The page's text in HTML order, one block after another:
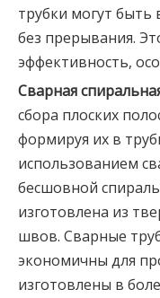
трубки могут быть
без прерывания.
эффективность,
Сварная
сбора плоских
формируя их в
использованием
бесшовной
изготовлена ​​из
швов. Сварные
экономичны для
изготовлены в